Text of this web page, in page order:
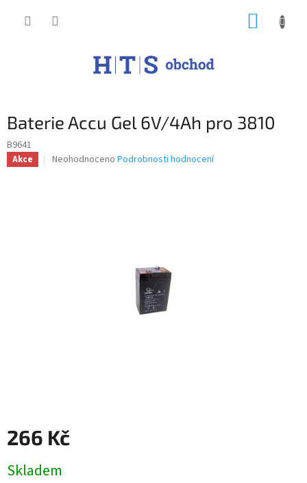
Baterie Accu Gel 6V/4Ah pro 3810
B9641
Akce
Průměrné
Neohodnoceno Podrobnosti hodnocení
266 Kč
cena:
Skladem